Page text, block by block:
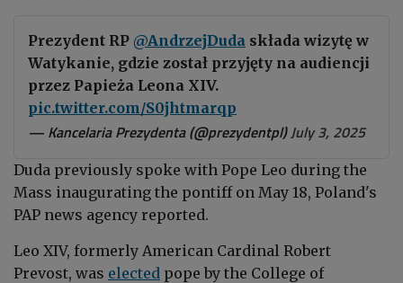
Prezydent RP @AndrzejDuda składa wizytę w
Watykanie, gdzie został przyjęty na audiencji
przez Papieża Leona XIV.
pic.twitter.com/S0jhtmarqp
— Kancelaria Prezydenta (@prezydentpl)July 3, 2025
Duda previously spoke with Pope Leo during the
Mass inaugurating the pontiff on May 18, Poland's
PAP news agency reported.
Leo XIV, formerly American Cardinal Robert
Prevost, was elected pope by the College of